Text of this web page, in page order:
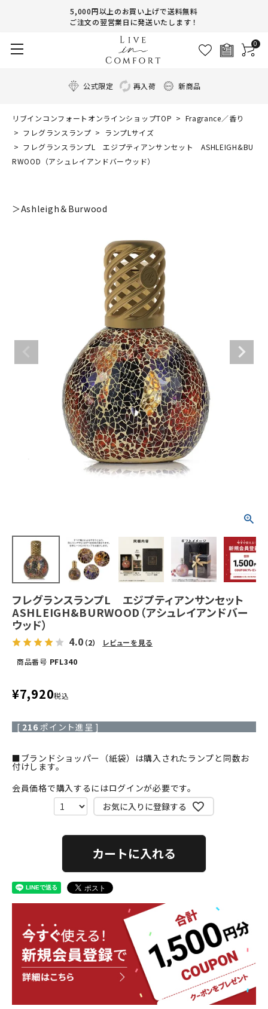
5,000円以上のお買い上げで送料無料
ご注文の翌営業日に発送いたします！
0
公式限定 再入荷 新商品
リブインコンフォートオンラインショップTOP
Fragrance／香り
フレグランスランプ
ランプLサイズ
フレグランスランプL エジプティアンサンセット ASHLEIGH&BU
RWOOD（アシュレイアンドバーウッド）
＞Ashleigh＆Burwood
フレグランスランプL エジプティアンサンセット
ASHLEIGH&BURWOOD（アシュレイアンドバー
ウッド）
4.0 （2）
レビューを見る
商品番号 PFL340
¥7,920税込
[ 216 ポイント進呈 ]
■ブランドショッパー（紙袋）は購入されたランプと同数お
付けします。
会員価格で購入するにはログインが必要です。
お気に入りに登録する
カートに入れる